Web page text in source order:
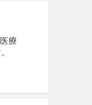
療